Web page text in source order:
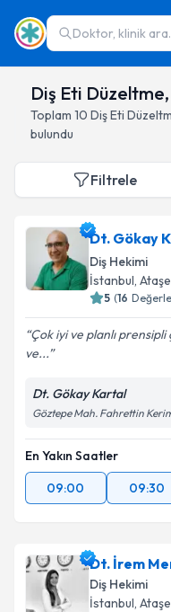
Doktor, klinik
Diş Eti
Toplam 10 Diş Eti
bulundu
Filtrele
Dt. Gökay
Diş Hekimi
İstanbul,
5 (16
Çok iyi ve planlı prensipli
ve...
Dt. Gökay Kartal
Göztepe Mah. Fahrettin
En Yakın Saatler
09:00
09:30
Dt. İrem
Diş Hekimi
İstanbul,